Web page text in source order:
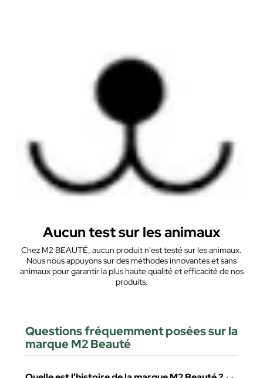
Aucun test sur les animaux
Chez M2 BEAUTÉ, aucun produit n'est testé sur les animaux.
Nous nous appuyons sur des méthodes innovantes et sans
animaux pour garantir la plus haute qualité et efficacité de nos
produits.
Questions fréquemment posées sur la
marque M2 Beauté